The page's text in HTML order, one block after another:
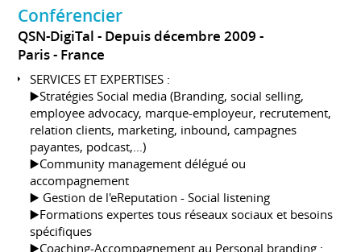
Conférencier
QSN-DigiTal
Depuis décembre 2009
Paris
France
SERVICES ET EXPERTISES :
▶️Stratégies Social media (Branding, social selling,
employee advocacy, marque-employeur, recrutement,
relation clients, marketing, inbound, campagnes
payantes, podcast,...)
▶️Community management délégué ou
accompagnement
▶️ Gestion de l'eReputation - Social listening
▶️Formations expertes tous réseaux sociaux et besoins
spécifiques
▶️Coaching-Accompagnement au Personal branding :